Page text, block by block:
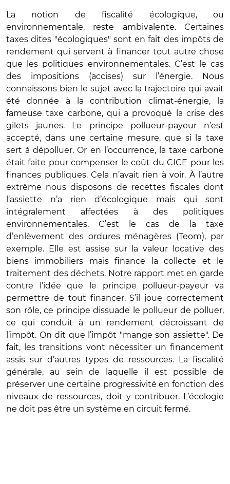
La notion de fiscalité écologique, ou
environnementale, reste ambivalente. Certaines
taxes dites "écologiques" sont en fait des impôts de
rendement qui servent à financer tout autre chose
que les politiques environnementales. C’est le cas
des impositions (accises) sur l’énergie. Nous
connaissons bien le sujet avec la trajectoire qui avait
été donnée à la contribution climat-énergie, la
fameuse taxe carbone, qui a provoqué la crise des
gilets jaunes. Le principe pollueur-payeur n’est
accepté, dans une certaine mesure, que si la taxe
sert à dépolluer. Or en l’occurrence, la taxe carbone
était faite pour compenser le coût du CICE pour les
finances publiques. Cela n’avait rien à voir. À l’autre
extrême nous disposons de recettes fiscales dont
l’assiette n’a rien d’écologique mais qui sont
intégralement affectées à des politiques
environnementales. C’est le cas de la taxe
d’enlèvement des ordures ménagères (Teom), par
exemple. Elle est assise sur la valeur locative des
biens immobiliers mais finance la collecte et le
traitement des déchets. Notre rapport met en garde
contre l’idée que le principe pollueur-payeur va
permettre de tout financer. S’il joue correctement
son rôle, ce principe dissuade le pollueur de polluer,
ce qui conduit à un rendement décroissant de
l’impôt. On dit que l’impôt "mange son assiette". De
fait, les transitions vont nécessiter un financement
assis sur d’autres types de ressources. La fiscalité
générale, au sein de laquelle il est possible de
préserver une certaine progressivité en fonction des
niveaux de ressources, doit y contribuer. L’écologie
ne doit pas être un système en circuit fermé.